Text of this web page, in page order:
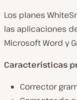
Los planes
las aplicaciones
Microsoft Word y
Características
Corrector